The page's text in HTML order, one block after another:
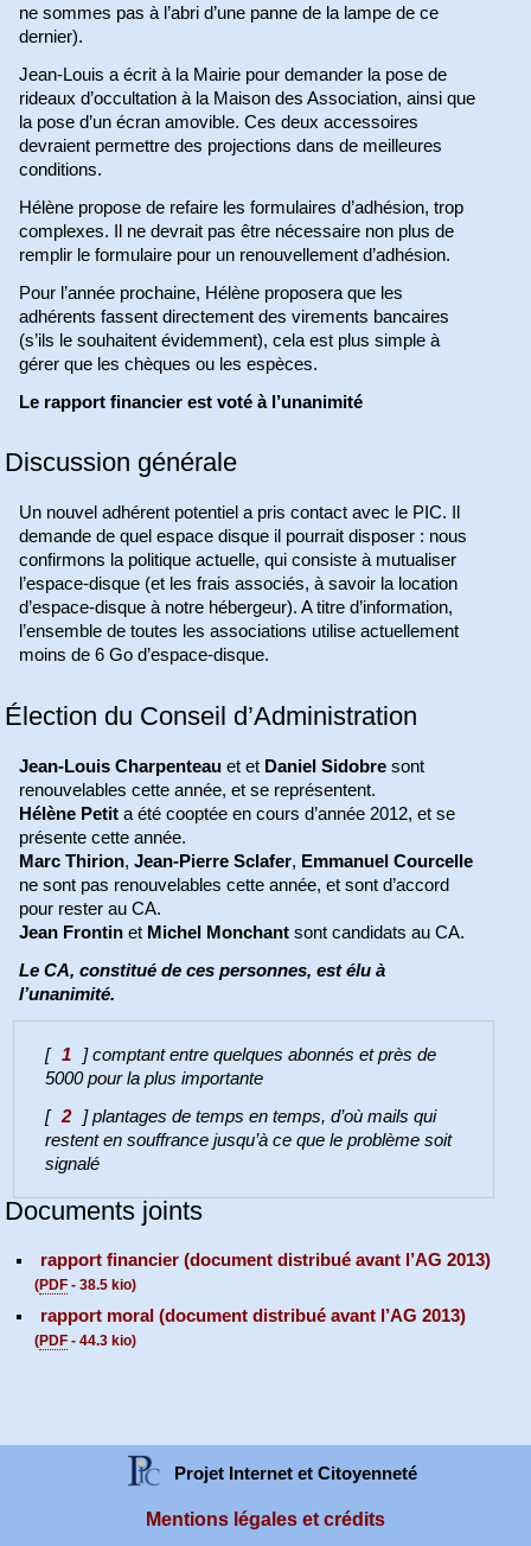
ne sommes pas à l’abri d’une panne de la lampe de ce
dernier).
Jean-Louis a écrit à la Mairie pour demander la pose de
rideaux d’occultation à la Maison des Association, ainsi que
la pose d’un écran amovible. Ces deux accessoires
devraient permettre des projections dans de meilleures
conditions.
Hélène propose de refaire les formulaires d’adhésion, trop
complexes. Il ne devrait pas être nécessaire non plus de
remplir le formulaire pour un renouvellement d’adhésion.
Pour l’année prochaine, Hélène proposera que les
adhérents fassent directement des virements bancaires
(s’ils le souhaitent évidemment), cela est plus simple à
gérer que les chèques ou les espèces.
Le rapport financier est voté à l’unanimité
Discussion générale
Un nouvel adhérent potentiel a pris contact avec le PIC. Il
demande de quel espace disque il pourrait disposer : nous
confirmons la politique actuelle, qui consiste à mutualiser
l’espace-disque (et les frais associés, à savoir la location
d’espace-disque à notre hébergeur). A titre d’information,
l’ensemble de toutes les associations utilise actuellement
moins de 6 Go d’espace-disque.
Élection du Conseil d’Administration
Jean-Louis Charpenteau et et Daniel Sidobre sont
renouvelables cette année, et se représentent.
Hélène Petit a été cooptée en cours d’année 2012, et se
présente cette année.
Marc Thirion,Jean-Pierre Sclafer, Emmanuel Courcelle
ne sont pas renouvelables cette année, et sont d’accord
pour rester au CA.
Jean Frontin et Michel Monchant sont candidats au CA.
Le CA, constitué de ces personnes, est élu à
l’unanimité.
[ 1 ]comptant entre quelques abonnés et près de
5000 pour la plus importante
[
2 ]plantages de temps en temps, d’où mails qui
restent en souffrance jusqu’à ce que le problème soit
signalé
Documents joints
rapport financier (document distribué avant l’AG 2013)
(PDF -38.5 kio)
rapport moral (document distribué avant l’AG 2013)
(PDF -44.3 kio)
Projet Internet et Citoyenneté
Mentions légales et crédits